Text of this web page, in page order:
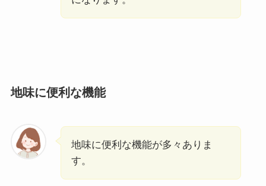
地味に便利な機能
地味に便利な機能が多々ありま
す。